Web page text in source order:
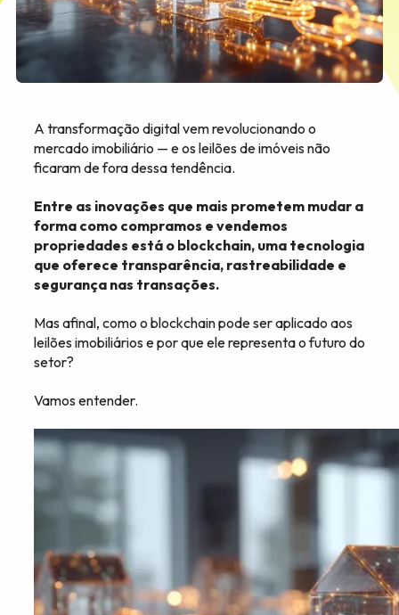
A transformação digital vem revolucionando o
mercado imobiliário — e os leilões de imóveis não
ficaram de fora dessa tendência.
Entre as inovações que mais prometem mudar a
forma como compramos e vendemos
propriedades está o blockchain, uma tecnologia
que oferece transparência, rastreabilidade e
segurança nas transações.
Mas afinal, como o blockchain pode ser aplicado aos
leilões imobiliários e por que ele representa o futuro do
setor?
Vamos entender.